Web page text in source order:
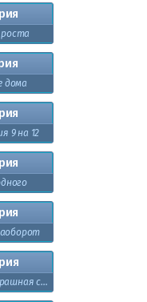
дома
9 на 12
Красота - страшная сила